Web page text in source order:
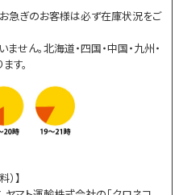
急ぎのお客様は必ず在庫状況をご
せん。北海道・四国・中国・九州・
す。
】